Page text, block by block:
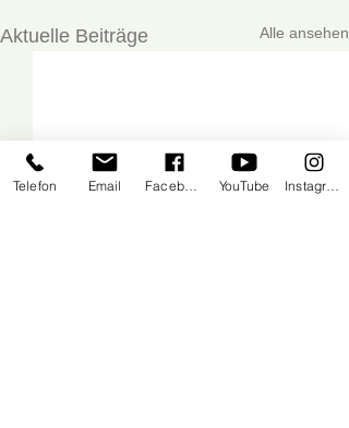
Aktuelle Beiträge Alle ansehen
Telefon Email YouTube